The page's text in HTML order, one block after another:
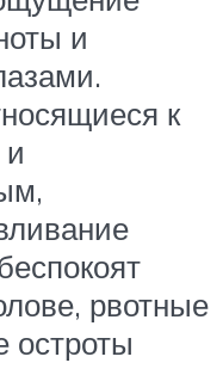
и
к
рвотные
остроты